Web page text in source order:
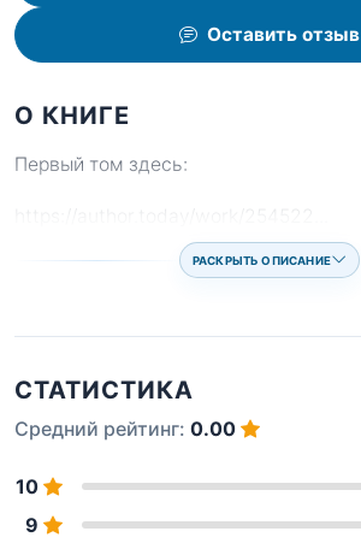
Оставить отзыв
О КНИГЕ
Первый том здесь:
РАСКРЫТЬ ОПИСАНИЕ
СТАТИСТИКА
Средний рейтинг: 0.00
10
9